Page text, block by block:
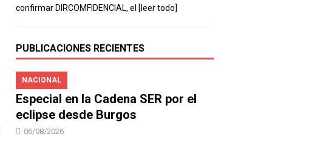
confirmar DIRCOMFIDENCIAL, el [leer todo]
PUBLICACIONES RECIENTES
NACIONAL
Especial en la Cadena SER por el
eclipse desde Burgos
06/08/2026